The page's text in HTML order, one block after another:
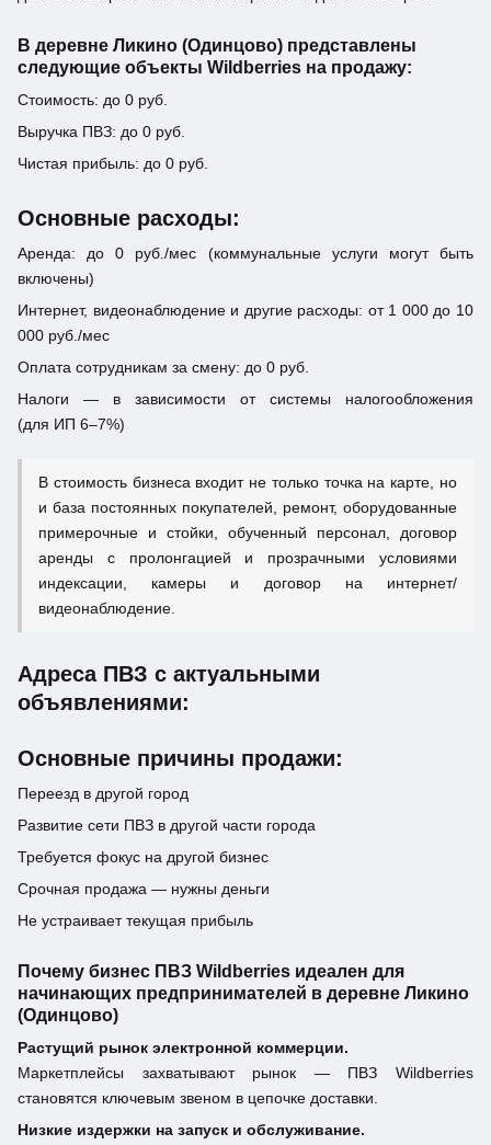
В деревне Ликино (Одинцово) представлены
следующие объекты Wildberries на продажу:
Стоимость: до 0 руб.
Выручка ПВЗ: до 0 руб.
Чистая прибыль: до 0 руб.
Основные расходы:
Аренда: до 0 руб./мес (коммунальные услуги могут быть
включены)
Интернет, видеонаблюдение и другие расходы: от 1 000 до 10
000 руб./мес
Оплата сотрудникам за смену: до 0 руб.
Налоги — в зависимости от системы налогообложения
(для ИП 6–7%)
В стоимость бизнеса входит не только точка на карте, но
и база постоянных покупателей, ремонт, оборудованные
примерочные и стойки, обученный персонал, договор
аренды с пролонгацией и прозрачными условиями
индексации, камеры и договор на интернет/
видеонаблюдение.
Адреса ПВЗ с актуальными
объявлениями:
Основные причины продажи:
Переезд в другой город
Развитие сети ПВЗ в другой части города
Требуется фокус на другой бизнес
Срочная продажа — нужны деньги
Не устраивает текущая прибыль
Почему бизнес ПВЗ Wildberries идеален для
начинающих предпринимателей в деревне Ликино
(Одинцово)
Растущий рынок электронной коммерции.
Маркетплейсы захватывают рынок — ПВЗ Wildberries
становятся ключевым звеном в цепочке доставки.
Низкие издержки на запуск и обслуживание.